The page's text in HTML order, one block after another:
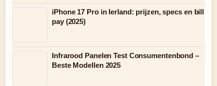
iPhone 17 Pro in Ierland: prijzen, specs en bill
pay (2025)
Infrarood Panelen Test Consumentenbond –
Beste Modellen 2025